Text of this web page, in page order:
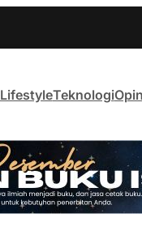
LifestyleTeknologi